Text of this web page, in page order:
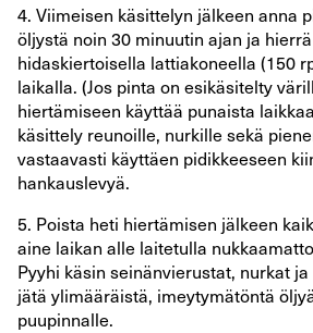
4. Viimeisen käsittelyn jälkeen anna
öljystä noin 30 minuutin ajan ja
hidaskiertoisella lattiakoneella (150
laikalla. (Jos pinta on esikäsitelty
hiertämiseen käyttää punaista
käsittely reunoille, nurkille sekä
vastaavasti käyttäen pidikkeeseen
hankauslevyä.
5. Poista heti hiertämisen jälkeen
aine laikan alle laitetulla
Pyyhi käsin seinänvierustat, nurkat
jätä ylimääräistä, imeytymätöntä
puupinnalle.